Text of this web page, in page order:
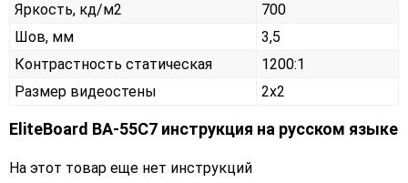
Яркость, кд/м2
700
Шов, мм
3,5
Контрастность статическая
1200:1
Размер видеостены
2x2
EliteBoard BA-55C7 инструкция на русском языке
На этот товар еще нет инструкций